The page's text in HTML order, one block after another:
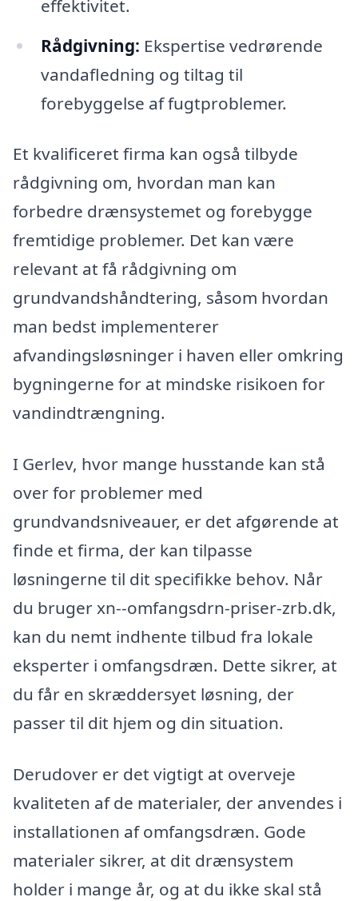
effektivitet.
Rådgivning: Ekspertise vedrørende
vandafledning og tiltag til
forebyggelse af fugtproblemer.
Et kvalificeret firma kan også tilbyde
rådgivning om, hvordan man kan
forbedre drænsystemet og forebygge
fremtidige problemer. Det kan være
relevant at få rådgivning om
grundvandshåndtering, såsom hvordan
man bedst implementerer
afvandingsløsninger i haven eller omkring
bygningerne for at mindske risikoen for
vandindtrængning.
I Gerlev, hvor mange husstande kan stå
over for problemer med
grundvandsniveauer, er det afgørende at
finde et firma, der kan tilpasse
løsningerne til dit specifikke behov. Når
du bruger xn--omfangsdrn-priser-zrb.dk,
kan du nemt indhente tilbud fra lokale
eksperter i omfangsdræn. Dette sikrer, at
du får en skræddersyet løsning, der
passer til dit hjem og din situation.
Derudover er det vigtigt at overveje
kvaliteten af de materialer, der anvendes i
installationen af omfangsdræn. Gode
materialer sikrer, at dit drænsystem
holder i mange år, og at du ikke skal stå